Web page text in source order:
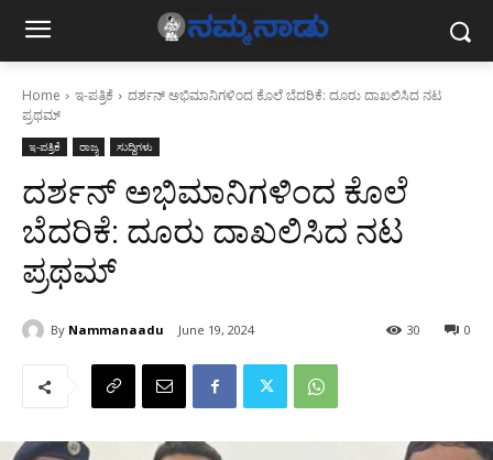
Home ಇ-ಪತ್ರಿಕೆ
ದರ್ಶನ್ ಅಭಿಮಾನಿಗಳಿಂದ ಕೊಲೆ ಬೆದರಿಕೆ: ದೂರು ದಾಖಲಿಸಿದ ನಟ
ಪ್ರಥಮ್
ಇ-ಪತ್ರಿಕೆ ರಾಜ್ಯ ಸುದ್ದಿಗಳು
ದರ್ಶನ್ ಅಭಿಮಾನಿಗಳಿಂದ ಕೊಲೆ
ಬೆದರಿಕೆ: ದೂರು ದಾಖಲಿಸಿದ ನಟ
ಪ್ರಥಮ್
By Nammanaadu June 19, 2024 0
30